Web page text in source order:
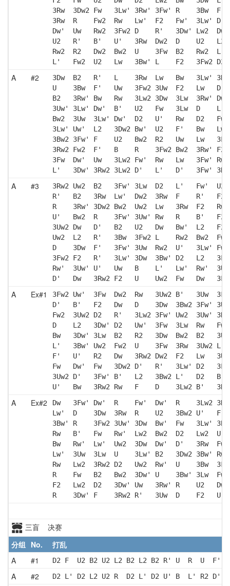
3Rw  3Dw2 Fw   3Lw' 3Rw' 3Fw' R    3Bw
3Rw  R    Fw2  Rw   Lw'  F2   Fw'  3Lw'
Dw'  Uw   Rw2  3Fw2 D    R'   3Dw' Lw2
U2   R'   B'   U'   3Rw  Dw2  D    U2
Rw2  R2   Dw2  Bw2  U    3Fw  B2   Rw2  L
L'   Fw2  U2   Lw   3Bw' L    F2   3Fw2 D2
A #2
3Dw  B2   R'   L    3Rw  Lw   Bw   3Lw'
U    3Bw  F'   Uw   3Fw2 3Uw  F2   Lw   D
B2   3Rw' Bw   Rw   3Lw2 3Dw  3Lw  3Rw'
3Uw' 3Lw' Dw'  B'   U2   Fw   3Lw  D
Bw2  3Uw  3Lw' Dw'  D2   U'   Rw   D2
3Lw' Uw'  L2   3Dw2 Bw'  U2   F'   Bw
3Bw2 3Fw' F    U2   Bw2  R2   Uw   Lw
3Rw2 Fw2  F'   B    R    3Fw2 Bw2  3Rw'
3Fw  Dw'  Uw   3Lw2 Fw'  Rw   Lw   3Fw'
L'   3Dw' 3Rw2 3Lw2 D'   L'   D'   3Fw'
A #3
3Rw2 Uw2  B2   3Fw' 3Lw  D2   L'   Fw'
R'   B2   3Rw  Lw'  Dw2  3Rw  F    R'   F2
R    3Rw' 3Dw2 Bw2  Uw2  Lw   3Rw  F2
U'   Bw2  R    3Fw' 3Uw' Rw   R    B'   F2
3Uw2 Dw   D'   B2   U2   Dw   Bw'  L2
Uw2  L2   R'   3Bw  3Fw2 L    Rw2  Bw2
D    3Dw  F'   3Fw' 3Uw  Rw2  U'   3Lw'
3Fw2 F2   R'   3Lw' 3Dw  3Bw' D2   L2
Rw'  3Uw' U'   Uw   B    L'   Lw'  Rw'
D'   Dw   3Rw2 F2   U    Uw2  Fw   Dw
A Ex#1
3Fw2 Uw'  3Fw  Dw2  Rw   3Uw2 B'   3Uw
D'   B'   F2   Dw   D    3Dw  3Bw2 3Fw'
Fw2  3Uw2 D2   R'   3Lw2 3Fw' Uw2  3Uw'
D    L2   3Dw' D2   Uw'  3Fw  3Lw  Rw
Bw   3Dw' 3Lw  B2   R2   3Dw  Bw2  B2
L'   3Bw' Uw2  Fw2  U    3Fw  3Rw  3Uw2 L
F'   U'   R2   Dw   3Rw2 Dw2  F2   Lw
Fw   Dw'  Fw   3Dw2 D'   R'   3Lw' D2
3Uw2 D'   3Fw' B'   L2   3Bw2 L'   D2   B'
U'   Bw   3Rw2 Rw   F    D    3Lw2 B'
A Ex#2
Dw   3Fw' Dw'  R    Fw'  Dw'  R    3Lw2
Lw'  D    3Dw  3Rw  R    U2   3Bw2 U'
3Bw' R    3Fw2 3Uw' 3Dw  Bw'  Fw   3Lw'
Rw   B'   Fw   Rw'  Lw2  Bw2  D2   Lw2
Bw   Rw'  Lw'  Uw2  3Dw  Dw'  D'   3Rw
Lw'  3Uw  3Lw  U    3Lw' B2   3Dw2 3Bw'
Rw   Lw2  3Rw2 D2   Uw2  Rw'  U    3Bw
R    Fw   B2   Bw2  3Dw' U    3Bw' 3Lw
F2   Lw2  D2   3Dw' Uw   3Rw' R    U2
R    3Dw' F    3Rw2 R'   3Uw  D    F2
三盲 决赛
分组 No.
打乱
A
#1 D2 F  U2 B2 U2 L2 B2 L2 B2 R' U  R  U  F'
A #2 D2 L' D2 L2 U2 R  D2 L' D2 U' B  L' R2 D'